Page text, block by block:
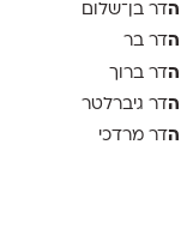
הדר בן־שלום
הדר בר
הדר ברוך
הדר גיברלטר
הדר מרדכי